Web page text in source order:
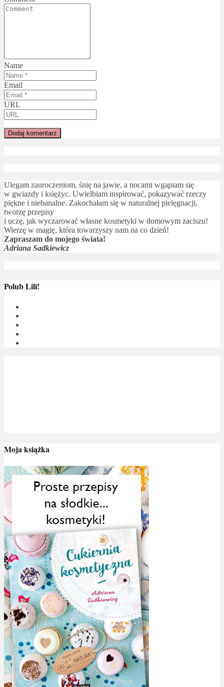
Name
Email
URL
Ulegam zauroczeniom, śnię na jawie, a nocami wgapiam się
w gwiazdy i księżyc. Uwielbiam inspirować, pokazywać rzeczy
piękne i niebanalne. Zakochałam się w naturalnej pielęgnacji,
tworzę przepisy
i uczę, jak wyczarować własne kosmetyki w domowym zaciszu!
Wierzę w magię, która towarzyszy nam na co dzień!
Zapraszam do mojego świata!
Adriana Sadkiewicz
Polub Lili!
Moja książka